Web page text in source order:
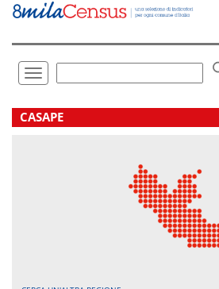
Vai
direttamente
Toggle
navigation
.
CASAPE